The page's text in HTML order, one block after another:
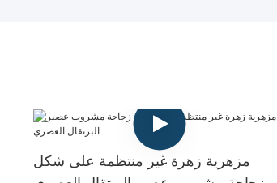
مزهرية زهرة غير منتظمة على شكل